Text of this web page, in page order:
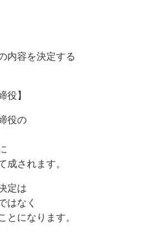
容を決定する
役】
役の
されます。
定は
はなく
になります。